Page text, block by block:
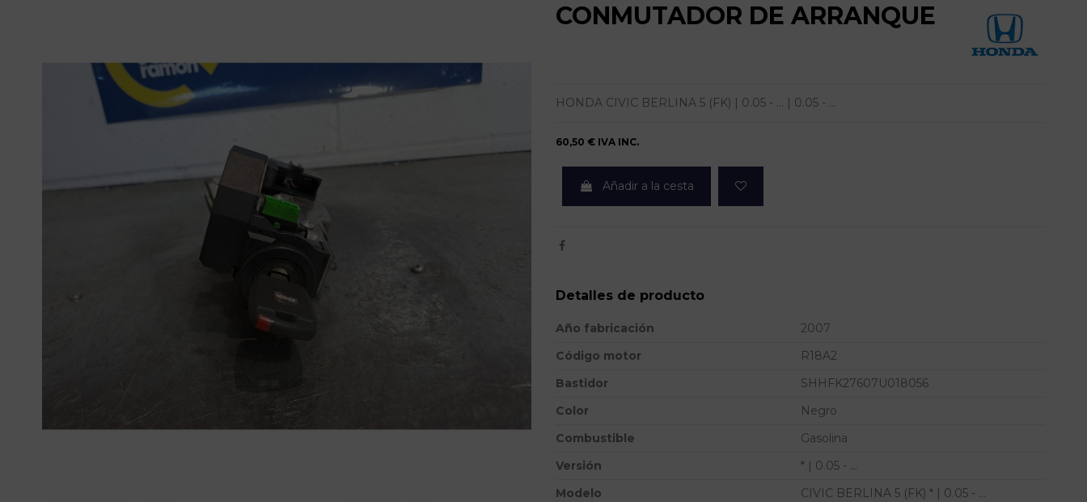
CONMUTADOR DE ARRANQUE
HONDA CIVIC BERLINA 5 (FK) | 0.05 - ... | 0.05 - ...
60,50 € IVA INC.
Añadir a la cesta
Detalles de producto
Año fabricación
2007
Código motor
R18A2
Bastidor
SHHFK27607U018056
Color
Negro
Combustible
Gasolina
Versión
* | 0.05 - ...
Modelo
CIVIC BERLINA 5 (FK) * | 0.05 - ...